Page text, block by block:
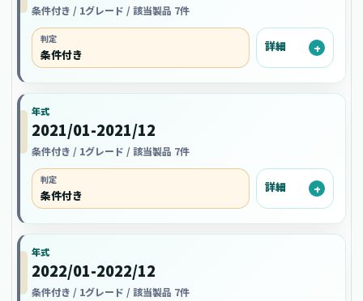
条件付き / 1グレード / 該当製品 7件
判定
条件付き
詳細
年式
2021/01-2021/12
条件付き / 1グレード / 該当製品 7件
判定
条件付き
詳細
年式
2022/01-2022/12
条件付き / 1グレード / 該当製品 7件